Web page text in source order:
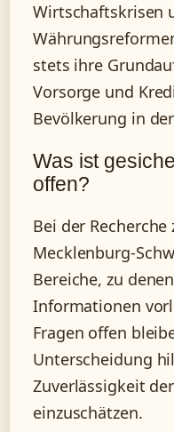
Wirtschaftskrisen
stets ihre
Vorsorge und
Bevölkerung in
Was ist
offen?
Bei der Recherche
Mecklenburg-
Bereiche, zu
Informationen
Fragen offen
Unterscheidung
Zuverlässigkeit
einzuschätzen.